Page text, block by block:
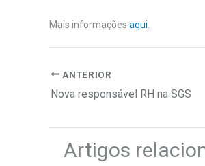
Mais informações aqui
ANTERIOR
Nova responsável RH na SGS
Artigos